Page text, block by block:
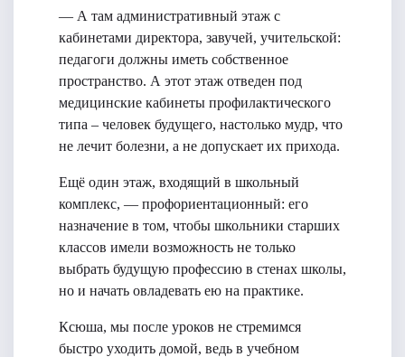
— А там административный этаж с
кабинетами директора, завучей, учительской:
педагоги должны иметь собственное
пространство. А этот этаж отведен под
медицинские кабинеты профилактического
типа – человек будущего, настолько мудр, что
не лечит болезни, а не допускает их прихода.
Ещё один этаж, входящий в школьный
комплекс, — профориентационный: его
назначение в том, чтобы школьники старших
классов имели возможность не только
выбрать будущую профессию в стенах школы,
но и начать овладевать ею на практике.
Ксюша, мы после уроков не стремимся
быстро уходить домой, ведь в учебном